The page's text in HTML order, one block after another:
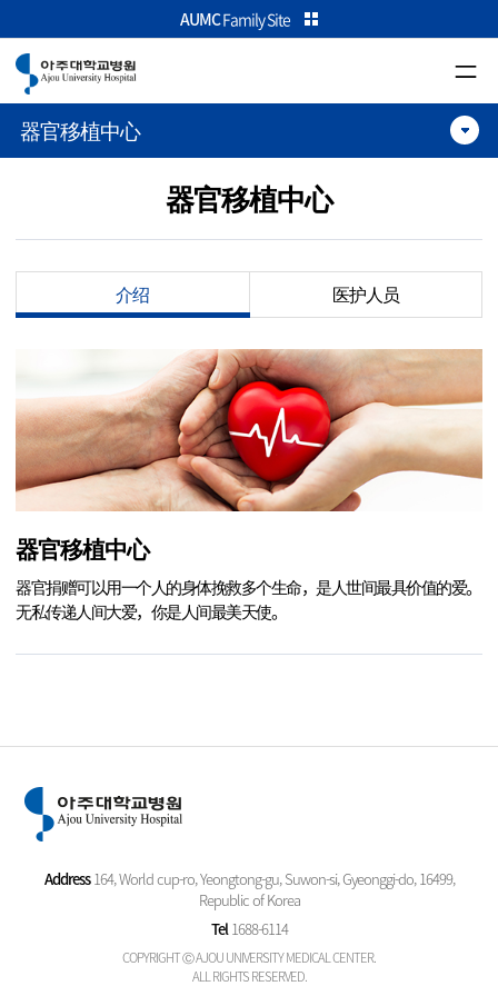
본문으로 가기
주메뉴로 가기
카피라이트로 가기
AUMCFamily Site
器官移植中心
器官移植中心
介绍 医护人员
器官移植中心
器官捐赠可以用一个人的身体挽救多个生命，是人世间最具价值的爱。
无私传递人间大爱，你是人间最美天使。
Address164, World cup-ro, Yeongtong-gu, Suwon-si, Gyeonggi-do, 16499,
Republic of Korea
Tel1688-6114
COPYRIGHT Ⓒ AJOU UNIVERSITY MEDICAL CENTER.
ALL RIGHTS RESERVED.